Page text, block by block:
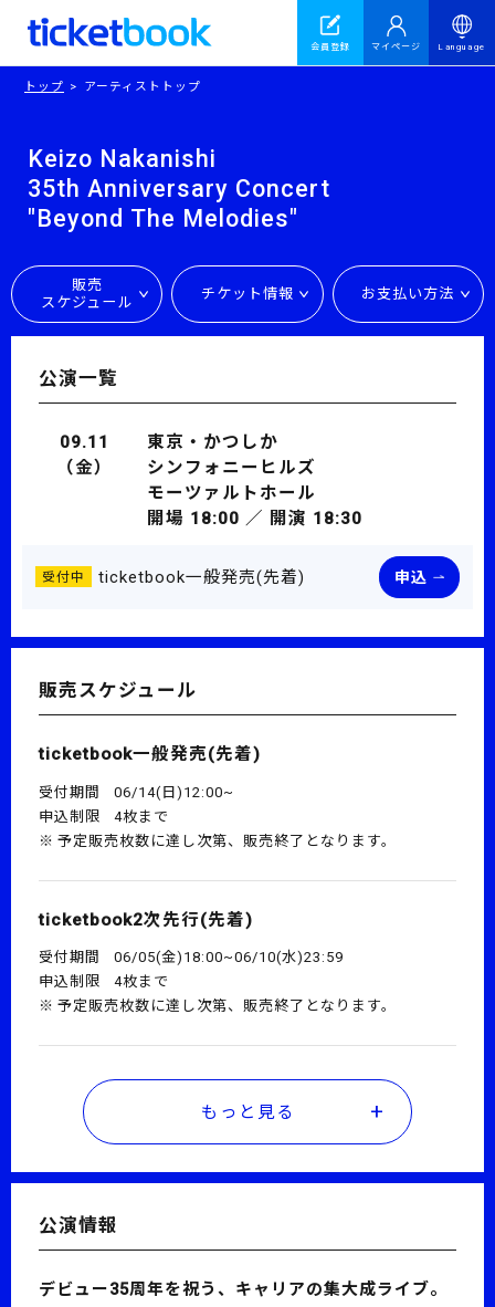
会員登録 マイページ Language
トップ アーティストトップ
Keizo Nakanishi
35th Anniversary Concert
"Beyond The Melodies"
販売
スケジュール
チケット情報 お支払い方法
公演一覧
09.11
（金）
東京・かつしか
シンフォニーヒルズ
モーツァルトホール
開場 18:00 ／ 開演 18:30
受付中 ticketbook一般発売(先着) 申込
販売スケジュール
ticketbook一般発売(先着)
受付期間
06/14(日)12:00~
申込制限
4枚まで
予定販売枚数に達し次第、販売終了となります。
ticketbook2次先行(先着)
受付期間
06/05(金)18:00~06/10(水)23:59
申込制限
4枚まで
予定販売枚数に達し次第、販売終了となります。
もっと見る
公演情報
デビュー35周年を祝う、キャリアの集大成ライブ。